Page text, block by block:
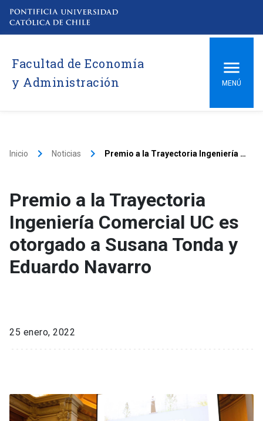
Facultad de Economía
y Administración
MENÚ
Inicio keyboard_arrow_right Noticias keyboard_arrow_right Premio a la Trayectoria Ingeniería Comercial UC es otorgado a Susana Tonda y Eduardo Navarro
Premio a la Trayectoria
Ingeniería Comercial UC es
otorgado a Susana Tonda y
Eduardo Navarro
25 enero, 2022